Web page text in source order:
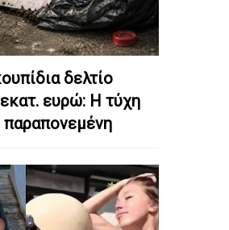
δελτίο
ευρώ: Η τύχη